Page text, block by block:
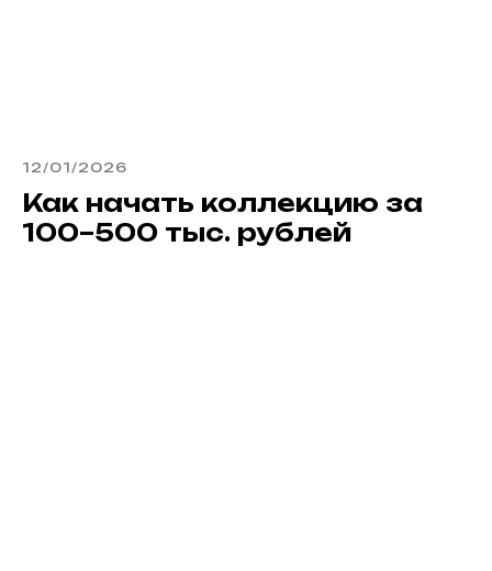
12/01/2026
Как начать коллекцию за
100–500 тыс. рублей